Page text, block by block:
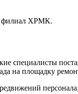
филиал ХРМК.
специалисты
на площадку